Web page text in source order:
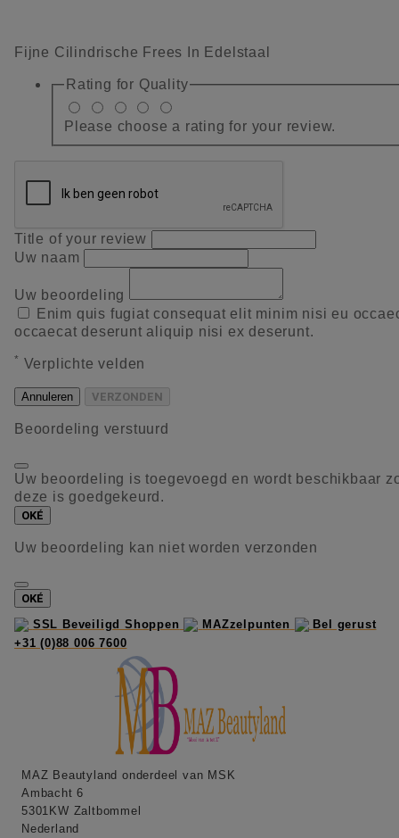
Fijne Cilindrische Frees In Edelstaal
Rating for Quality
Please choose a rating for your review.
Title of your review
Uw naam
Uw beoordeling
Enim quis fugiat consequat elit minim nisi eu
occaecat deserunt aliquip nisi ex deserunt.
* Verplichte velden
Annuleren VERZONDEN
Beoordeling verstuurd
Uw beoordeling is toegevoegd en wordt beschikbaar
deze is goedgekeurd.
OKÉ
Uw beoordeling kan niet worden verzonden
OKÉ
SSL Beveiligd Shoppen
MAZzelpunten
Bel gerust
+31 (0)88 006 7600
MAZ Beautyland onderdeel van MSK
Ambacht 6
5301KW Zaltbommel
Nederland